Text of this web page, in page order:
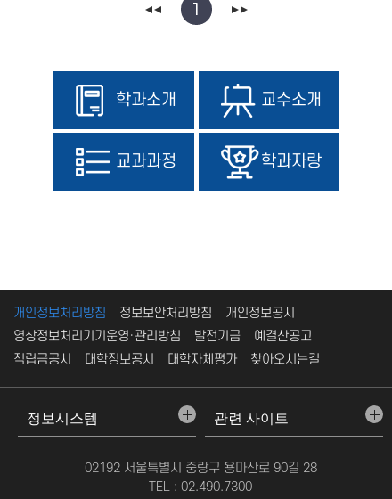
1
학과소개 교수소개
교과과정 학과자랑
개인정보처리방침 정보보안처리방침
개인정보공시
영상정보처리기기운영·관리방침
발전기금
예결산공고
적립금공시
대학정보공시 대학자체평가 찾아오시는길
02192 서울특별시 중랑구 용마산로 90길 28
TEL : 02.490.7300